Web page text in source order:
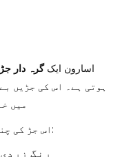
اسارون ایکگرہ دار جڑ
ہوتی ہے۔ اس کی جڑیں
میں
اس جڑ کی چند نمایاں خصوصیات درج ذیل ہیں:
رنگ